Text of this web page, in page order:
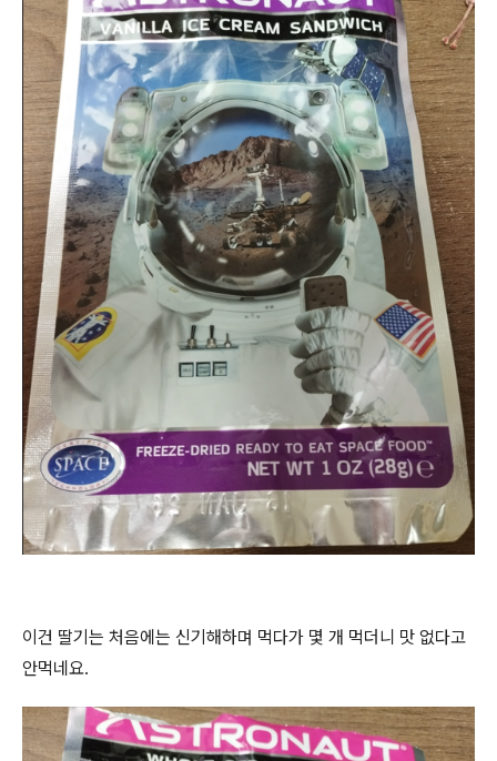
이건 딸기는 처음에는 신기해하며 먹다가 몇 개 먹더니 맛 없다고
안먹네요.